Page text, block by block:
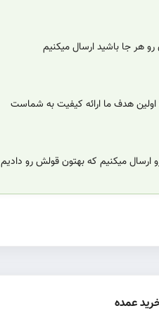
هر جا باشید ارسال میکنیم
هدف ما ارائه کیفیت به شماست
ارسال میکنیم که بهتون قولش رو دادیم
عمده